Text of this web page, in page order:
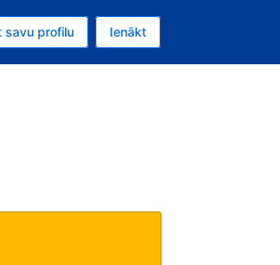
Latviski.
rezervējumu.
savu profilu Ienākt